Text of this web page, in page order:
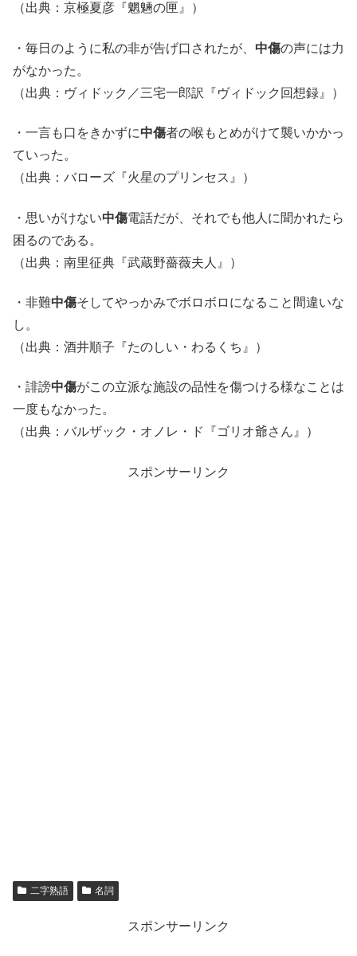
（出典：京極夏彦『魍魎の匣』）
・毎日のように私の非が告げ口されたが、 中傷の声には力
がなかった。
（出典：ヴィドック／三宅一郎訳『ヴィドック回想録』）
・一言も口をきかずに中傷者の喉もとめがけて襲いかかっ
ていった。
（出典：バローズ『火星のプリンセス』）
・思いがけない中傷電話だが、それでも他人に聞かれたら
困るのである。
（出典：南里征典『武蔵野薔薇夫人』）
・非難中傷そしてやっかみでボロボロになること間違いな
し。
（出典：酒井順子『たのしい・わるくち』）
・誹謗中傷がこの立派な施設の品性を傷つける様なことは
一度もなかった。
（出典：バルザック・オノレ・ド『ゴリオ爺さん』）
スポンサーリンク
二字熟語 名詞
スポンサーリンク